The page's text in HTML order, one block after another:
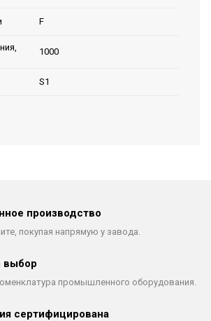
F
1000
S1
производство
покупая напрямую у завода.
выбор
промышленного оборудования.
сертифицирована